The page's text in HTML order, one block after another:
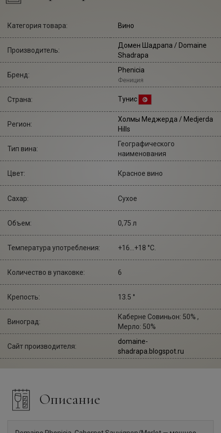
Категория товара: Вино
Производитель:
Домен Шадрапа / Domaine
Shadrapa
Бренд:
Phenicia
Фениция
Страна: Тунис
Регион:
Холмы Меджерда / Medjerda
Hills
Тип вина:
Географического
наименования
Цвет: Красное вино
Сахар: Сухое
Объем: 0,75 л
Температура употребления: +16...+18 °С.
Количество в упаковке: 6
Крепость: 13.5 °
Виноград:
Каберне Совиньон: 50% ,
Мерло: 50%
Сайт производителя:
domaine-
shadrapa.blogspot.ru
Описание